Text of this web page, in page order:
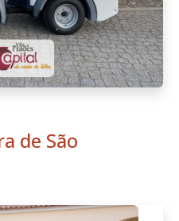
de São